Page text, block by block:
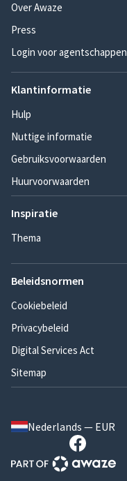
Over Awaze
Press
Login voor agentschappen
Klantinformatie
Hulp
Nuttige informatie
Gebruiksvoorwaarden
Huurvoorwaarden
Inspiratie
Thema
Beleidsnormen
Cookiebeleid
Privacybeleid
Digital Services Act
Sitemap
Nederlands — EUR